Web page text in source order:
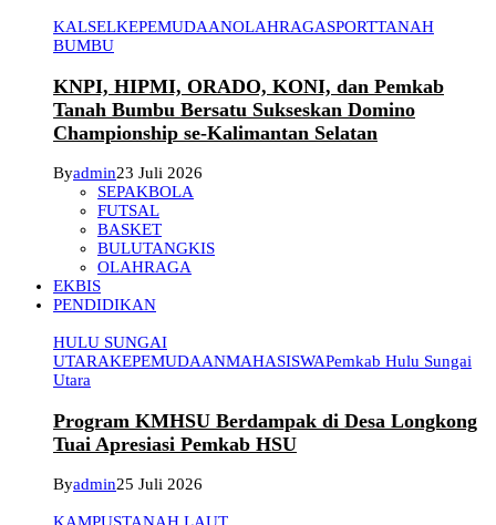
KALSELKEPEMUDAANOLAHRAGASPORTTANAH
BUMBU
KNPI, HIPMI, ORADO, KONI, dan Pemkab
Tanah Bumbu Bersatu Sukseskan Domino
Championship se-Kalimantan Selatan
Byadmin23 Juli 2026
SEPAKBOLA
FUTSAL
BASKET
BULUTANGKIS
OLAHRAGA
EKBIS
PENDIDIKAN
HULU SUNGAI
UTARAKEPEMUDAANMAHASISWAPemkab Hulu Sungai
Utara
Program KMHSU Berdampak di Desa Longkong
Tuai Apresiasi Pemkab HSU
Byadmin25 Juli 2026